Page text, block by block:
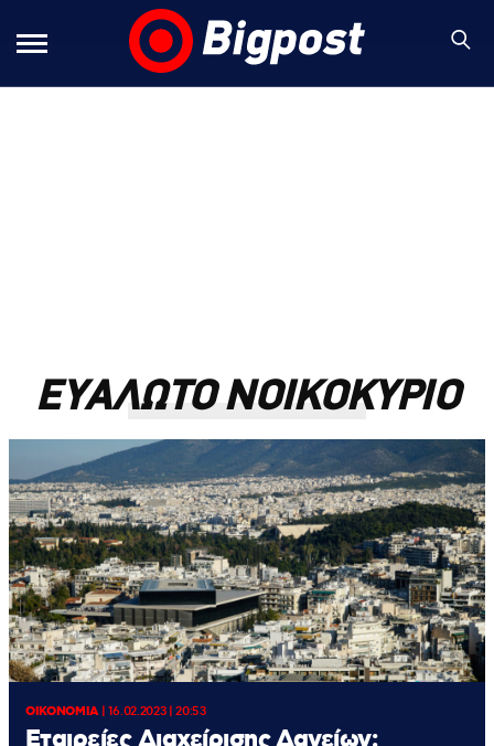
ΕΥΑΛΩΤΟ ΝΟΙΚΟΚΥΡΙΟ
ΟΙΚΟΝΟΜΙΑ| 16.02.2023 | 20:53